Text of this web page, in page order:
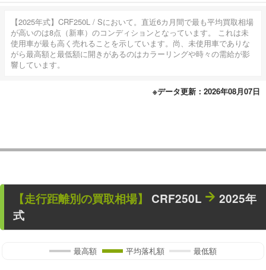
【2025年式】CRF250L / Sにおいて。直近6カ月間で最も平均買取相場
が高いのは8点（新車）のコンディションとなっています。 これは未
使用車が最も高く売れることを示しています。尚、未使用車でありな
がら最高額と最低額に開きがあるのはカラーリングや時々の需給が影
響しています。
※データ更新：2026年08月07日
【走行距離別の買取相場】 CRF250L
2025年
式
最高額 平均落札額 最低額